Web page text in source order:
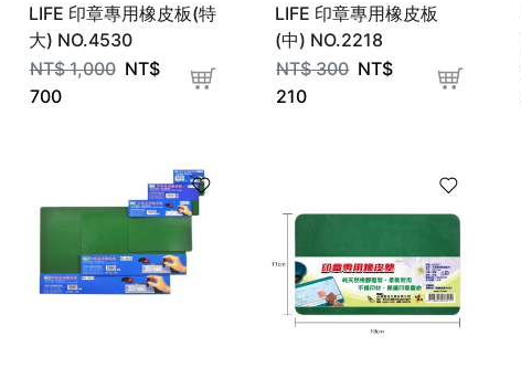
LIFE 印章專用橡皮板(特
大) NO.4530
NT$1,000 NT$
700
LIFE 印章專用橡皮板
(中) NO.2218
NT$300 NT$
210